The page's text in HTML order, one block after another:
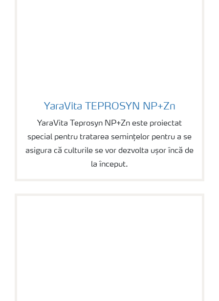
YaraVita TEPROSYN NP+Zn
YaraVita TEPROSYN NP+Zn
YaraVita Teprosyn NP+Zn este proiectat
special pentru tratarea semințelor pentru a se
asigura că culturile se vor dezvolta ușor încă de
la început.